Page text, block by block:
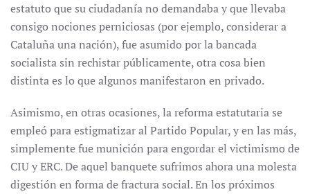
estatuto que su ciudadanía no demandaba y que llevaba
consigo nociones perniciosas (por ejemplo, considerar a
Cataluña una nación), fue asumido por la bancada
socialista sin rechistar públicamente, otra cosa bien
distinta es lo que algunos manifestaron en privado.
Asimismo, en otras ocasiones, la reforma estatutaria se
empleó para estigmatizar al Partido Popular, y en las más,
simplemente fue munición para engordar el victimismo de
CIU y ERC. De aquel banquete sufrimos ahora una molesta
digestión en forma de fractura social. En los próximos